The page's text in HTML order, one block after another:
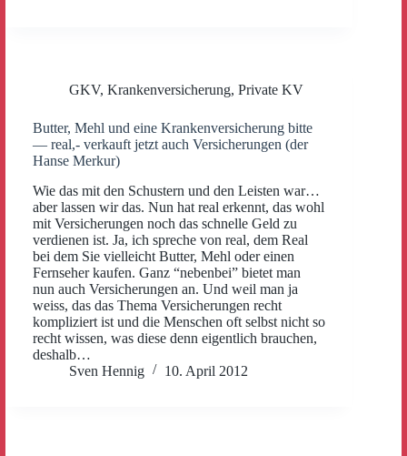
GKV, Krankenversicherung, Private KV
Butter, Mehl und eine Krankenversicherung bitte
— real,- verkauft jetzt auch Versicherungen (der
Hanse Merkur)
Wie das mit den Schustern und den Leisten war…
aber lassen wir das. Nun hat real erkennt, das wohl
mit Versicherungen noch das schnelle Geld zu
verdienen ist. Ja, ich spreche von real, dem Real
bei dem Sie vielleicht Butter, Mehl oder einen
Fernseher kaufen. Ganz “nebenbei” bietet man
nun auch Versicherungen an. Und weil man ja
weiss, das das Thema Versicherungen recht
kompliziert ist und die Menschen oft selbst nicht so
recht wissen, was diese denn eigentlich brauchen,
deshalb…
Sven Hennig
10. April 2012